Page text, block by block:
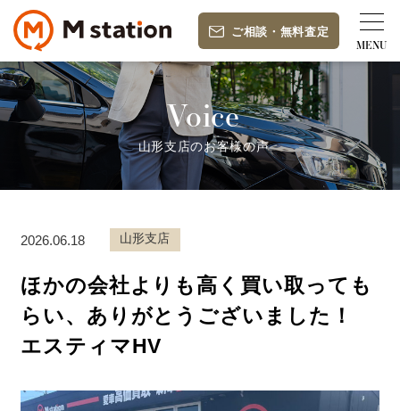
ご相談 ・ 無料査定
Voice
山形支店のお客様の声
2026.06.18 山形支店
ほかの会社よりも高く買い取っても
らい、ありがとうございました！
エスティマHV